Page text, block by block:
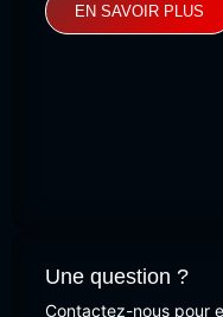
EN SAVOIR PLUS
Une question ?
Contactez-nous pour